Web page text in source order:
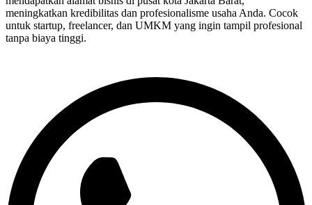
meningkatkan kredibilitas dan profesionalisme usaha Anda. Cocok
untuk startup, freelancer, dan UMKM yang ingin tampil profesional
tanpa biaya tinggi.